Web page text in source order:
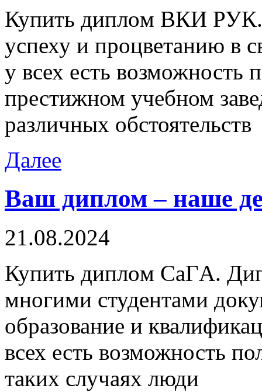
Купить диплoм ВКИ РУК.
успеху и процветанию в
у всех есть возможность
престижном учебном
различных обстоятельств
Далее
Ваш диплом – наше
21.08.2024
Купить диплoм СaГA.
многими студентами
образование и
всех есть возможность
таких случаях люди